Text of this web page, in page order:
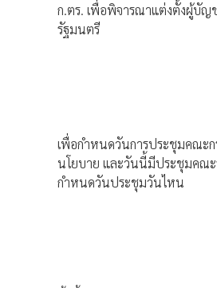
ก.ตร. เพื่อพิจารณาแต่งตั้งผู้บัญ
รัฐมนตรี
เพื่อกำหนดวันการประชุมคณะก
นโยบาย และวันนี้มีประชุมคณ
กำหนดวันประชุมวันไหน